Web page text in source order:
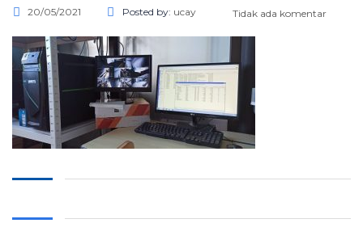
20/05/2021 Posted by: ucay Tidak ada komentar